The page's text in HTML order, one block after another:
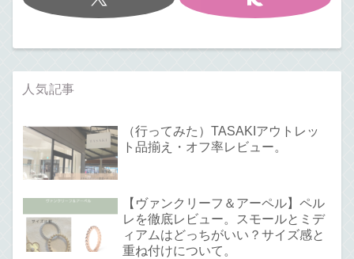
人気記事
（行ってみた）TASAKIアウトレッ
ト品揃え・オフ率レビュー。
【ヴァンクリーフ＆アーペル】ペル
レを徹底レビュー。スモールとミデ
ィアムはどっちがいい？サイズ感と
重ね付けについて。